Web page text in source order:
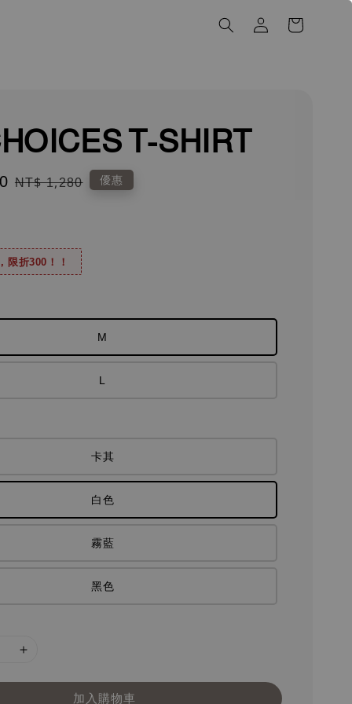
T-SHIRT
Regular
NT$ 1,280 優惠
限折300！！
M
L
卡其
白色
霧藍
黑色
加入購物車